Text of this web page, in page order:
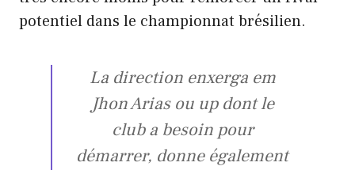
potentiel dans le championnat brésilien.
La direction enxerga em
Jhon Arias ou up dont le
club a besoin pour
démarrer, donne également